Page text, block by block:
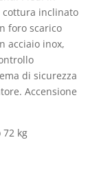
cottura inclinato
foro scarico
acciaio inox,
di sicurezza
Accensione
72 kg